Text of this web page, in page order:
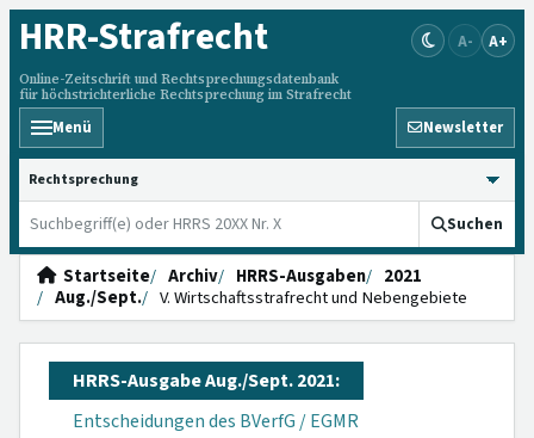
HRR-Strafrecht
Online-Zeitschrift und Rechtsprechungsdatenbank
für höchstrichterliche Rechtsprechung im Strafrecht
A- A+
Menü Newsletter
HRRS durchsuchen
Suchen
Startseite Archiv HRRS-Ausgaben
2021
Aug./Sept.
V. Wirtschaftsstrafrecht und Nebengebiete
HRRS-Ausgabe Aug./Sept. 2021:
Entscheidungen des BVerfG / EGMR